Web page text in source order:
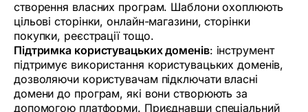
створення власних програм. Шаблони охоплюють
цільові сторінки, онлайн-магазини, сторінки
покупки, реєстрації тощо.
Підтримка користувацьких доменів: інструмент
підтримує використання користувацьких доменів,
дозволяючи користувачам підключати власні
домени до програм, які вони створюють за
допомогою платформи. Приєднавши спеціальний